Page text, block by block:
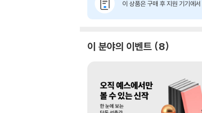
이 상품은 구매 후 지원 기기에서
이 분야의 이벤트 8